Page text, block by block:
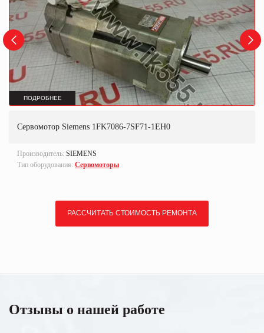
ПОДРОБНЕЕ
Сервомотор Siemens 1FK7086-7SF71-1EH0
Производитель: SIEMENS
Тип оборудования: Сервомоторы
РАССЧИТАТЬ СТОИМОСТЬ РЕМОНТА
Отзывы о нашей работе